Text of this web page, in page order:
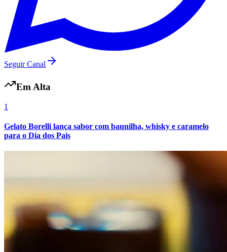
Seguir Canal
Em Alta
1
Gelato Borelli lança sabor com baunilha, whisky e caramelo
para o Dia dos Pais